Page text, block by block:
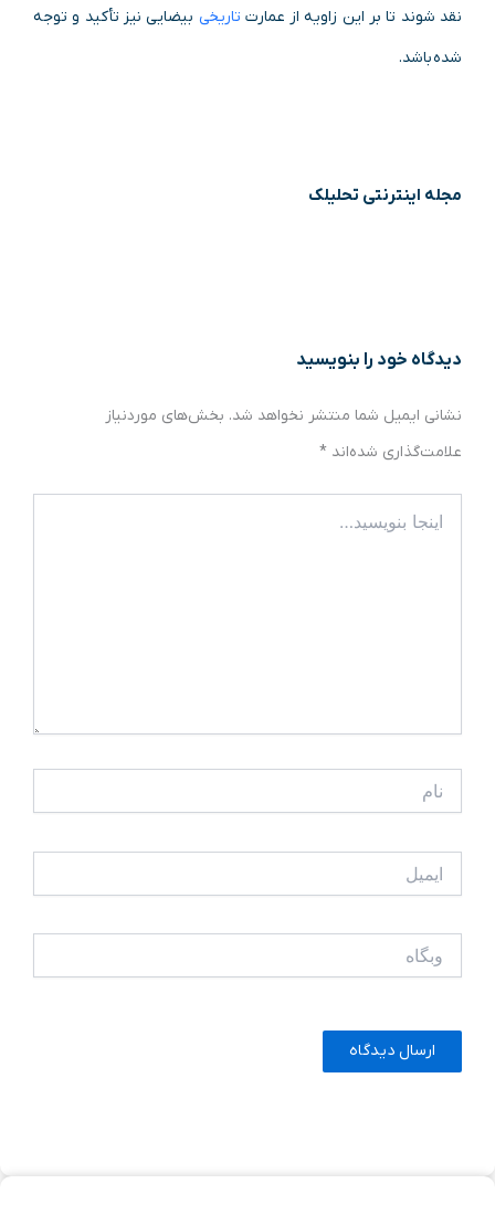
نقد شوند تا بر این زاویه‌ از عمارت تاریخی بیضایی نیز تأکید و توجه
شده باشد.
مجله اینترنتی تحلیلک
دیدگاه‌ خود را بنویسید
نشانی ایمیل شما منتشر نخواهد شد. بخش‌های موردنیاز
علامت‌گذاری شده‌اند *
بنویسید…